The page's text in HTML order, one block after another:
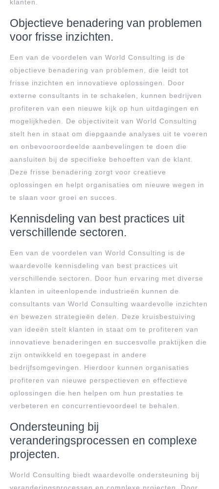
klanten.
Objectieve benadering van problemen
voor frisse inzichten.
Een van de voordelen van World Consulting is de
objectieve benadering van problemen, die leidt tot
frisse inzichten en innovatieve oplossingen. Door
externe consultants in te schakelen, kunnen bedrijven
profiteren van een nieuwe kijk op hun uitdagingen en
mogelijkheden. De objectiviteit van World Consulting
stelt hen in staat om diepgaande analyses uit te voeren
en onbevooroordeelde aanbevelingen te doen die
aansluiten bij de specifieke behoeften van de klant.
Deze frisse benadering zorgt voor creatieve
oplossingen en helpt organisaties om nieuwe wegen in
te slaan voor groei en succes.
Kennisdeling van best practices uit
verschillende sectoren.
Een van de voordelen van World Consulting is de
waardevolle kennisdeling van best practices uit
verschillende sectoren. Door hun ervaring met diverse
klanten in uiteenlopende industrieën kunnen de
consultants van World Consulting waardevolle inzichten
en bewezen strategieën delen. Deze kruisbestuiving
van ideeën stelt klanten in staat om te profiteren van
innovatieve benaderingen en succesvolle praktijken die
zijn ontwikkeld en toegepast in andere
bedrijfsomgevingen. Hierdoor kunnen organisaties
profiteren van nieuwe perspectieven en effectieve
oplossingen die hen helpen om hun prestaties te
verbeteren en concurrentievoordeel te behalen.
Ondersteuning bij
veranderingsprocessen en complexe
projecten.
World Consulting biedt waardevolle ondersteuning bij